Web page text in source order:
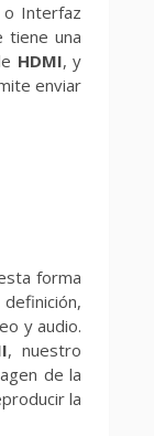
o Interfaz
tiene una
HDMI, y
enviar
forma
y audio.
, nuestro
de la
la